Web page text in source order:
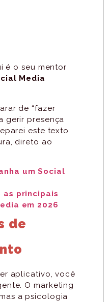
é o seu mentor
Media
de “fazer
gerir presença
este texto
direto ao
um Social
as principais
em 2026
de
aplicativo, você
O marketing
a psicologia